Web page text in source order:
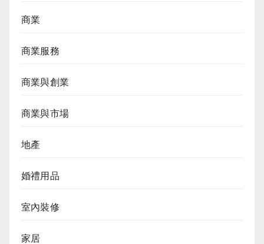
商業
商業服務
商業與創業
商業與市場
地產
婚禮用品
室內裝修
家居